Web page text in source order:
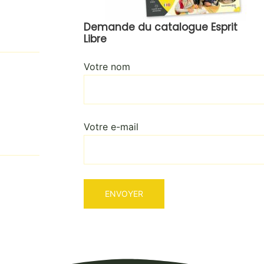
Demande du catalogue Esprit
Libre
Votre nom
Votre e-mail